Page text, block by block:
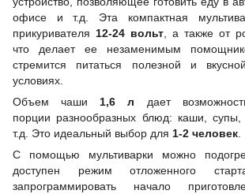
офисе и т.д. Эта компактная
прикуривателя 12-24 вольт , а также от
что делает ее незаменимым
стремится питаться полезной и
условиях.
Объем чаши 1,6 л дает
порции разнообразных блюд: каши, супы,
т.д. Это идеальный выбор для 1-2 человек
С помощью мультиварки можно
доступен режим отложенного
запрограммировать начало